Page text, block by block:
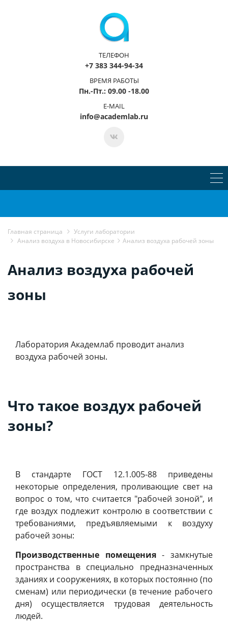
ТЕЛЕФОН
+7 383 344-94-34
ВРЕМЯ РАБОТЫ
Пн.-Пт.: 09.00 -18.00
E-MAIL
info@academlab.ru
Главная страница
Услуги лаборатории
Анализ воздуха в Новосибирске
Анализ воздуха рабочей зоны
Анализ воздуха рабочей
зоны
Лаборатория Академлаб проводит анализ
воздуха рабочей зоны.
Что такое воздух рабочей
зоны?
В стандарте ГОСТ 12.1.005-88 приведены
некоторые определения, проливающие свет на
вопрос о том, что считается "рабочей зоной", и
где воздух подлежит контролю в соответствии с
требованиями, предъявляемыми к воздуху
рабочей зоны:
Производственные помещения- замкнутые
пространства в специально предназначенных
зданиях и сооружениях, в которых постоянно (по
сменам) или периодически (в течение рабочего
дня) осуществляется трудовая деятельность
людей.